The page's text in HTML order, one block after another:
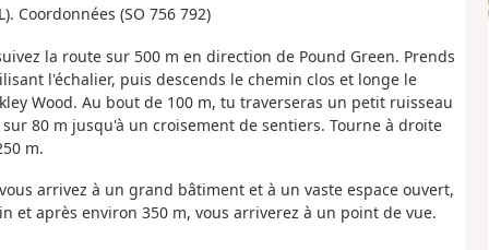
Coordonnées (SO 756 792)
la route sur 500 m en direction de Pound Green. Prends
l'échalier, puis descends le chemin clos et longe le
Wood. Au bout de 100 m, tu traverseras un petit ruisseau
80 m jusqu'à un croisement de sentiers. Tourne à droite
m.
arrivez à un grand bâtiment et à un vaste espace ouvert,
et après environ 350 m, vous arriverez à un point de vue.